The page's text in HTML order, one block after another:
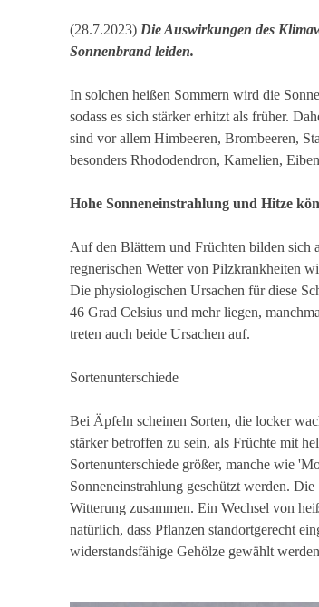
(28.7.2023) Die Auswirkungen des
Sonnenbrand leiden.
In solchen heißen Sommern wird die
sodass es sich stärker erhitzt als früher.
sind vor allem Himbeeren, Brombeeren,
besonders Rhododendron, Kamelien,
Hohe Sonneneinstrahlung und Hitze
Auf den Blättern und Früchten bilden sich
regnerischen Wetter von Pilzkrankheiten
Die physiologischen Ursachen für diese
46 Grad Celsius und mehr liegen,
treten auch beide Ursachen auf.
Sortenunterschiede
Bei Äpfeln scheinen Sorten, die locker
stärker betroffen zu sein, als Früchte mit
Sortenunterschiede größer, manche wie
Sonneneinstrahlung geschützt werden.
Witterung zusammen. Ein Wechsel von
natürlich, dass Pflanzen standortgerecht
widerstandsfähige Gehölze gewählt